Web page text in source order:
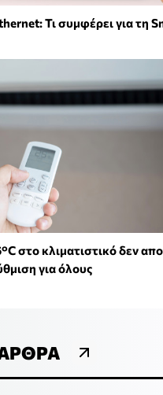
Τι συμφέρει για τη
στο κλιματιστικό δεν
για όλους